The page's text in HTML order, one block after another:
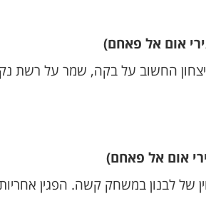
אום אל פאחם)
החשוב על בקה, שמר על רשת
אום אל פאחם)
של לבנון במשחק קשה. הפגין